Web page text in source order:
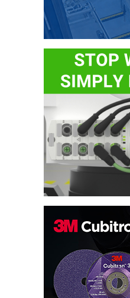
Automatizacija
(Shelf-Ready)
Potpuna
sistema